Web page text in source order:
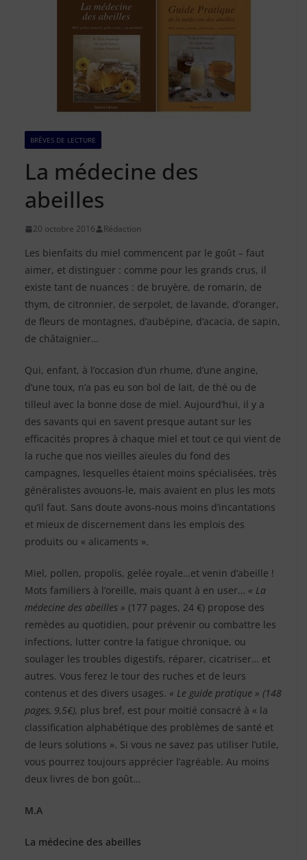
BRÈVES DE LECTURE
La médecine des
abeilles
20 octobre 2016 Rédaction
Les bienfaits du miel commencent par le goût – faut
aimer, et distinguer : comme pour les grands crus, il
existe tant de nuances : de bruyère, de romarin, de
thym, de citronnier, de serpolet, de lavande, d’oranger,
de fleurs de montagnes, d’aubépine, d’acacia, de sapin,
de châtaignier…
Qui, enfant, à l’occasion d’un rhume, d’une angine,
d’une toux, n’a pas eu son bol de lait, de thé ou de
tilleul avec la bonne dose de miel. Aujourd’hui, il y a
des savants qui en savent presque autant sur les
efficacités propres à chaque miel et tout ce qui vient de
la ruche que nos vieilles aïeules du fond des
campagnes, lesquelles étaient moins spécialisées, très
généralistes avouons-le, mais avaient en plus les mots
qu’il faut. Sans doute avons-nous moins d’incantations
et mieux de discernement dans les emplois des
produits ou « alicaments ».
Miel, pollen, propolis, gelée royale…et venin d’abeille !
Mots familiers à l’oreille, mais quant à en user… « La
médecine des abeilles » (177 pages, 24 €) propose des
remèdes au quotidien, pour prévenir ou combattre les
infections, lutter contre la fatigue chronique, ou
soulager les troubles digestifs, réparer, cicatriser… et
autres. Vous ferez le tour des ruches et de leurs
contenus et des divers usages. « Le guide pratique » (148
pages, 9,5€), plus bref, est pour moitié consacré à « la
classification alphabétique des problèmes de santé et
de leurs solutions ». Si vous ne savez pas utiliser l’utile,
vous pourrez toujours apprécier l’agréable. Au moins
deux livres de bon goût…
M.A
La médecine des abeilles